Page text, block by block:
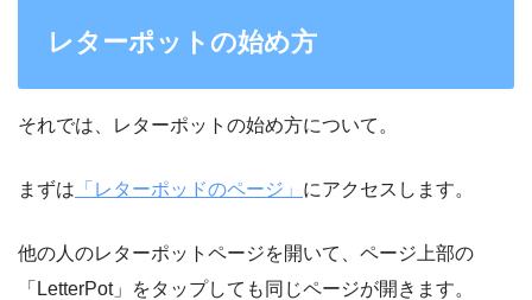
レターポットの始め方
それでは、レターポットの始め方について。
まずは 「レターポッドのページ」 にアクセスします。
他の人のレターポットページを開いて、ページ上部の
「LetterPot」をタップしても同じページが開きます。